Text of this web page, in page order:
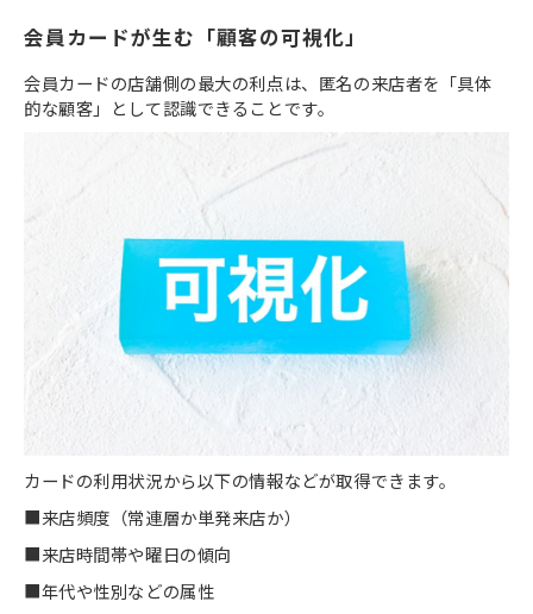
会員カードが生む「顧客の可視化」
会員カードの店舗側の最大の利点は、匿名の来店者を「具体
的な顧客」として認識できることです。
カードの利用状況から以下の情報などが取得できます。
■来店頻度（常連層か単発来店か）
■来店時間帯や曜日の傾向
■年代や性別などの属性